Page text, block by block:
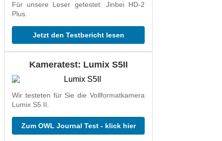
Für unsere Leser getestet: Jinbei HD-2
Plus.
Jetzt den Testbericht lesen
Kameratest: Lumix S5II
Wir testeten für Sie die Vollformatkamera
Lumix S5 II.
Zum OWL Journal Test - klick hier